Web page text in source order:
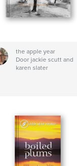
the apple year
Door jackie scutt and
karen slater